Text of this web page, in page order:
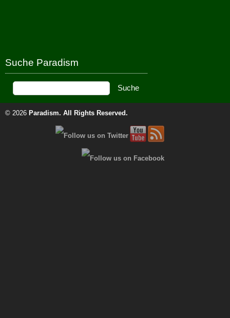
Suche Paradism
© 2026 Paradism. All Rights Reserved.